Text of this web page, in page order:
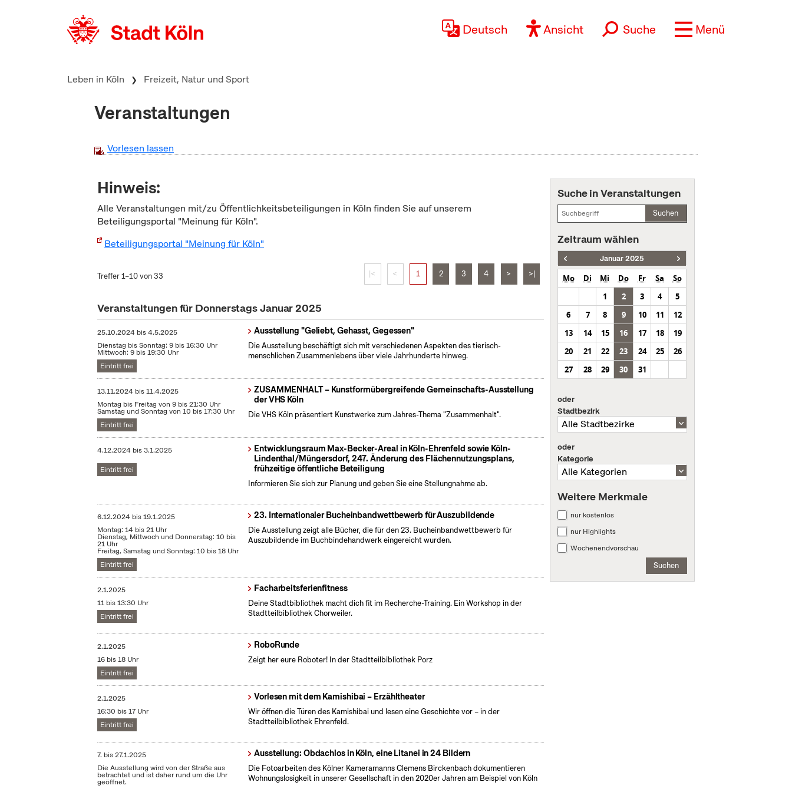
Deutsch Ansicht Suche Menü
Leben in Köln Freizeit, Natur und Sport
Veranstaltungen
Vorlesen lassen
Hinweis:
Alle Veranstaltungen mit/zu Öffentlichkeitsbeteiligungen in Köln finden Sie auf unserem
Beteiligungsportal "Meinung für Köln".
Beteiligungsportal "Meinung für Köln"
Treffer 1–10 von 33 |< < 1 2 3 4 > >|
Veranstaltungen für Donnerstags Januar 2025
25.10.2024 bis4.5.2025
Dienstag bis Sonntag: 9 bis 16:30 Uhr
Mittwoch: 9 bis 19:30 Uhr
Eintritt frei
Ausstellung "Geliebt, Gehasst, Gegessen"
Die Ausstellung beschäftigt sich mit verschiedenen Aspekten des tierisch-
menschlichen Zusammenlebens über viele Jahrhunderte hinweg.
13.11.2024 bis11.4.2025
Montag bis Freitag von 9 bis 21:30 Uhr
Samstag und Sonntag von 10 bis 17:30 Uhr
Eintritt frei
ZUSAMMENHALT – Kunstformübergreifende Gemeinschafts-Ausstellung
der VHS Köln
Die VHS Köln präsentiert Kunstwerke zum Jahres-Thema "Zusammenhalt".
4.12.2024 bis3.1.2025
Eintritt frei
Entwicklungsraum Max-Becker-Areal in Köln-Ehrenfeld sowie Köln-
Lindenthal/Müngersdorf, 247. Änderung des Flächennutzungsplans,
frühzeitige öffentliche Beteiligung
Informieren Sie sich zur Planung und geben Sie eine Stellungnahme ab.
6.12.2024 bis19.1.2025
Montag: 14 bis 21 Uhr
Dienstag, Mittwoch und Donnerstag: 10 bis
21 Uhr
Freitag, Samstag und Sonntag: 10 bis 18 Uhr
Eintritt frei
23. Internationaler Bucheinbandwettbewerb für Auszubildende
Die Ausstellung zeigt alle Bücher, die für den 23. Bucheinbandwettbewerb für
Auszubildende im Buchbindehandwerk eingereicht wurden.
2.1.2025
11 bis 13:30 Uhr
Eintritt frei
Facharbeitsferienfitness
Deine Stadtbibliothek macht dich fit im Recherche-Training. Ein Workshop in der
Stadtteilbibliothek Chorweiler.
2.1.2025
16 bis 18 Uhr
Eintritt frei
RoboRunde
Zeigt her eure Roboter! In der Stadtteilbibliothek Porz
2.1.2025
16:30 bis 17 Uhr
Eintritt frei
Vorlesen mit dem Kamishibai – Erzähltheater
Wir öffnen die Türen des Kamishibai und lesen eine Geschichte vor – in der
Stadtteilbibliothek Ehrenfeld.
7. bis27.1.2025
Die Ausstellung wird von der Straße aus
betrachtet und ist daher rund um die Uhr
geöffnet.
Ausstellung: Obdachlos in Köln, eine Litanei in 24 Bildern
Die Fotoarbeiten des Kölner Kameramanns Clemens Birckenbach dokumentieren
Wohnungslosigkeit in unserer Gesellschaft in den 2020er Jahren am Beispiel von Köln
Suche in Veranstaltungen
Suchen
Zeitraum wählen
Januar 2025
Mo Di Mi Do Fr Sa
So
1
2 3 4
5
6
7 8 9 10 11
12
13
14 15 16 17 18
19
20
21 22 23 24 25
26
27
28 29 30 31
oder
Stadtbezirk
oder
Kategorie
Weitere Merkmale
nur kostenlos
nur Highlights
Wochenendvorschau
Suchen